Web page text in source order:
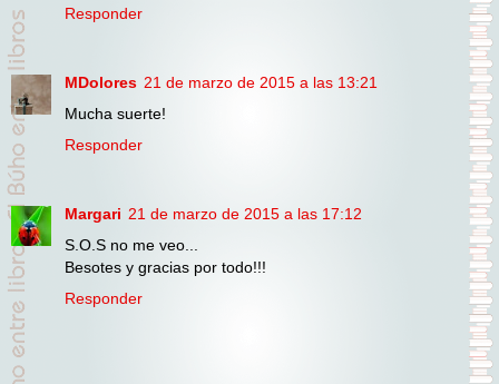
Responder
MDolores 21 de marzo de 2015 a las 13:21
Mucha suerte!
Responder
Margari 21 de marzo de 2015 a las 17:12
S.O.S no me veo...
Besotes y gracias por todo!!!
Responder